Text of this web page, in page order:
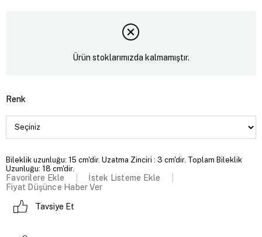
Ürün stoklarımızda kalmamıştır.
Renk
Bileklik uzunluğu: 15 cm'dir. Uzatma Zinciri : 3 cm'dir. Toplam Bileklik
Uzunluğu: 18 cm'dir.
Favorilere Ekle
İstek Listeme Ekle
Fiyat Düşünce Haber Ver
Tavsiye Et